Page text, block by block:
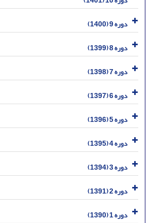
دوره 9 (1400)
دوره 8 (1399)
دوره 7 (1398)
دوره 6 (1397)
دوره 5 (1396)
دوره 4 (1395)
دوره 3 (1394)
دوره 2 (1391)
دوره 1 (1390)